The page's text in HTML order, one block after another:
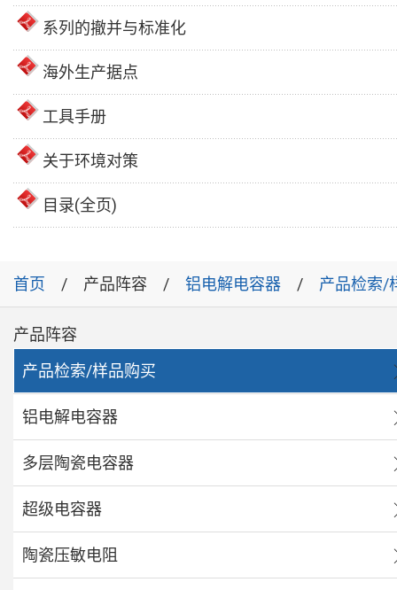
系列的撤并与标准化
海外生产据点
工具手册
关于环境对策
目录(全页)
首页 产品阵容 铝电解电容器 产品检索/
产品阵容
产品检索/样品购买
铝电解电容器
多层陶瓷电容器
超级电容器
陶瓷压敏电阻